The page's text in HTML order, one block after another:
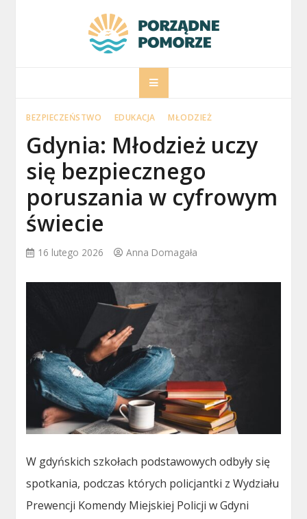
Informacje na temat Pomorza
BEZPIECZEŃSTWO EDUKACJA MŁODZIEŻ
Gdynia: Młodzież uczy
się bezpiecznego
poruszania w cyfrowym
świecie
16 lutego 2026 Anna Domagała
W gdyńskich szkołach podstawowych odbyły się
spotkania, podczas których policjantki z Wydziału
Prewencji Komendy Miejskiej Policji w Gdyni